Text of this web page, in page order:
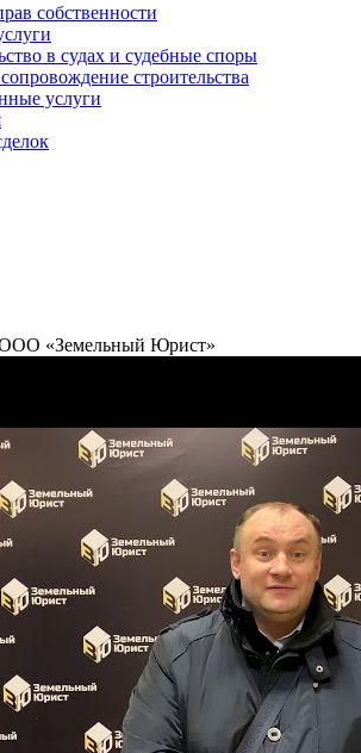
собственности
в судах и судебные споры
строительства
услуги
ООО «Земельный Юрист»